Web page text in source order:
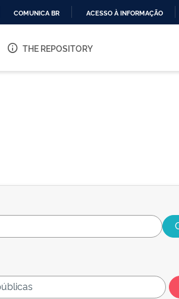
O
COMUNICA BR ACESSO À INFORMAÇÃO
THE REPOSITORY